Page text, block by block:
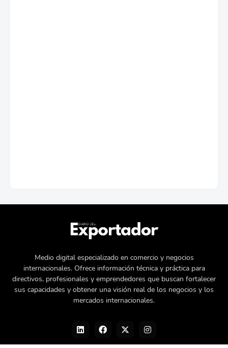
Medio digital especializado en comercio y negocios
internacionales. Ofrece información técnica y práctica para
directivos, profesionales y emprendedores que buscan fortalecer
sus capacidades y obtener una visión real de los negocios y los
mercados internacionales.